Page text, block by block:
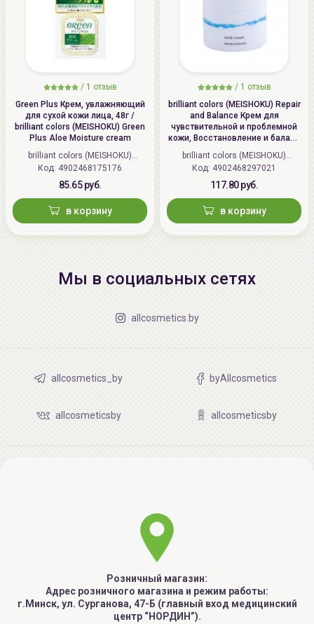
/ 1 отзыв
Green Plus Крем, увлажняющий
для сухой кожи лица, 48г /
brilliant colors (MEISHOKU) Green
Plus Aloe Moisture cream
brilliant colors (MEISHOKU)
(Япония)
Код: 4902468175176
85.65 руб.
в корзину
/ 1 отзыв
brilliant colors (MEISHOKU) Repair
and Balance Крем для
чувствительной и проблемной
кожи, Восстановление и баланс
| 45г | Repair and Balance Mild
Cream
brilliant colors (MEISHOKU)
(Япония)
Код: 4902468297021
117.80 руб.
в корзину
Мы в социальных сетях
allcosmetics.by
allcosmetics_by byAllcosmetics
allcosmeticsby allcosmeticsby
Розничный магазин:
Адрес розничного магазина и режим работы:
г.Минск, ул. Сурганова, 47-Б (главный вход медицинский
центр “НОРДИН”).